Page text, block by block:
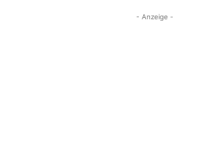
- Anzeige -